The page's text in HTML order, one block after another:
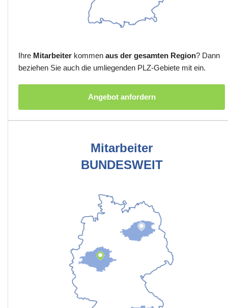
Ihre Mitarbeiter kommen aus der gesamten Region? Dann
beziehen Sie auch die umliegenden PLZ-Gebiete mit ein.
Angebot anfordern
Mitarbeiter
BUNDESWEIT